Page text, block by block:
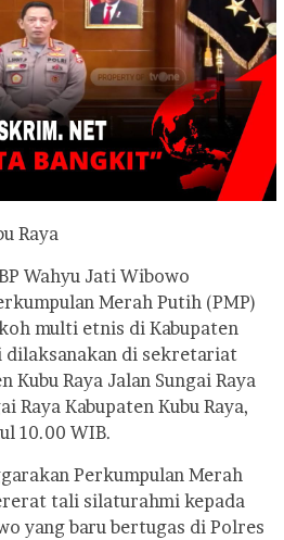
Raya
Wahyu Jati Wibowo
Merah Putih (PMP)
multi etnis di Kabupaten
dilaksanakan di sekretariat
Kubu Raya Jalan Sungai Raya
Raya Kabupaten Kubu Raya,
10.00 WIB.
Perkumpulan Merah
tali silaturahmi kepada
yang baru bertugas di Polres